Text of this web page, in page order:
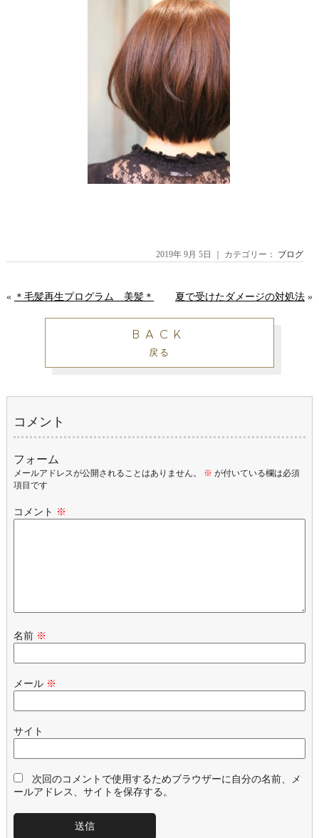
2019年 9月 5日 ｜ カテゴリー： ブログ
« ＊毛髪再生プログラム 美髪＊ 夏で受けたダメージの対処法 »
BACK
戻る
コメント
フォーム
メールアドレスが公開されることはありません。 ※ が付いている欄は必須
項目です
コメント ※
名前 ※
メール ※
サイト
次回のコメントで使用するためブラウザーに自分の名前、メ
ールアドレス、サイトを保存する。